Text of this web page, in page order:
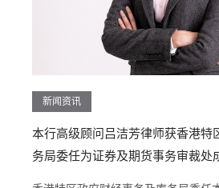
新闻资讯
本行高级顾问吕洁芳律师获香港特
务局委任为证券及期货事务审裁处